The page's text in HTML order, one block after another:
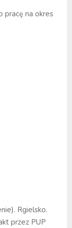
pracę na okres
Rgielsko.
przez PUP